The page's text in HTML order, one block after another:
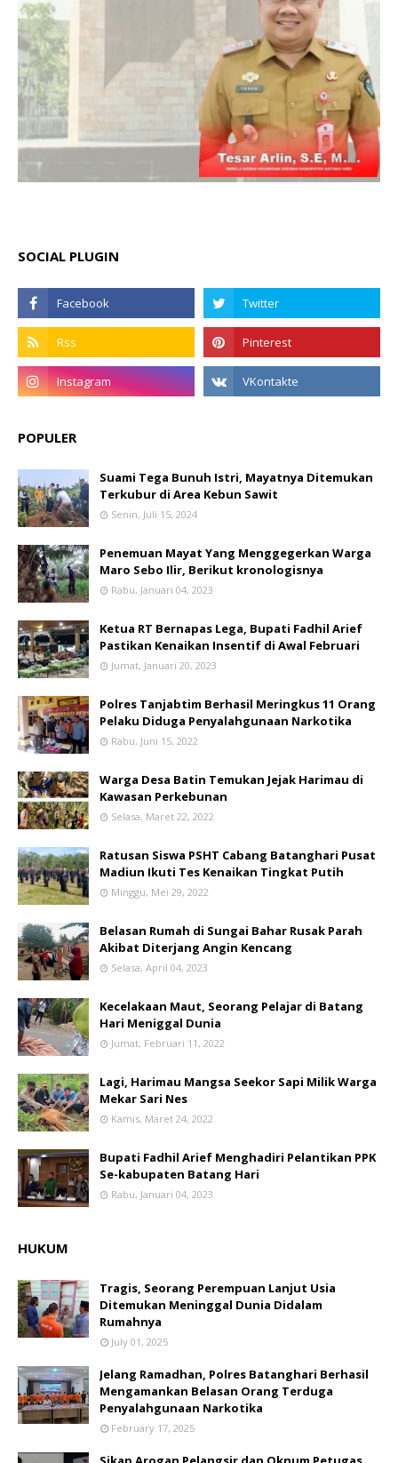
SOCIAL PLUGIN
POPULER
Suami Tega Bunuh Istri, Mayatnya Ditemukan
Terkubur di Area Kebun Sawit
Senin, Juli 15, 2024
Penemuan Mayat Yang Menggegerkan Warga
Maro Sebo Ilir, Berikut kronologisnya
Rabu, Januari 04, 2023
Ketua RT Bernapas Lega, Bupati Fadhil Arief
Pastikan Kenaikan Insentif di Awal Februari
Jumat, Januari 20, 2023
Polres Tanjabtim Berhasil Meringkus 11 Orang
Pelaku Diduga Penyalahgunaan Narkotika
Rabu, Juni 15, 2022
Warga Desa Batin Temukan Jejak Harimau di
Kawasan Perkebunan
Selasa, Maret 22, 2022
Ratusan Siswa PSHT Cabang Batanghari Pusat
Madiun Ikuti Tes Kenaikan Tingkat Putih
Minggu, Mei 29, 2022
Belasan Rumah di Sungai Bahar Rusak Parah
Akibat Diterjang Angin Kencang
Selasa, April 04, 2023
Kecelakaan Maut, Seorang Pelajar di Batang
Hari Meniggal Dunia
Jumat, Februari 11, 2022
Lagi, Harimau Mangsa Seekor Sapi Milik Warga
Mekar Sari Nes
Kamis, Maret 24, 2022
Bupati Fadhil Arief Menghadiri Pelantikan PPK
Se-kabupaten Batang Hari
Rabu, Januari 04, 2023
HUKUM
Tragis, Seorang Perempuan Lanjut Usia
Ditemukan Meninggal Dunia Didalam
Rumahnya
July 01, 2025
Jelang Ramadhan, Polres Batanghari Berhasil
Mengamankan Belasan Orang Terduga
Penyalahgunaan Narkotika
February 17, 2025